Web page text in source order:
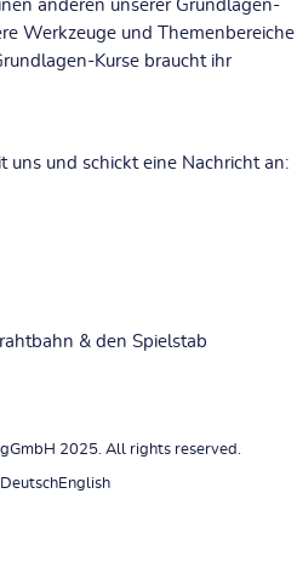
anderen unserer Grundlagen-
Werkzeuge und Themenbereiche
Kurse braucht ihr
uns und schickt eine Nachricht an:
& den Spielstab
2025. All rights reserved.
DeutschEnglish